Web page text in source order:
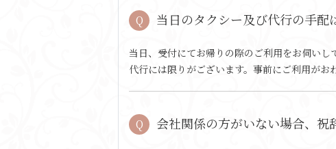
当日のタクシー及び代行の手配
当日、受付にてお帰りの際のご利用をお伺い
代行には限りがございます。事前にご利用がお
会社関係の方がいない場合、祝